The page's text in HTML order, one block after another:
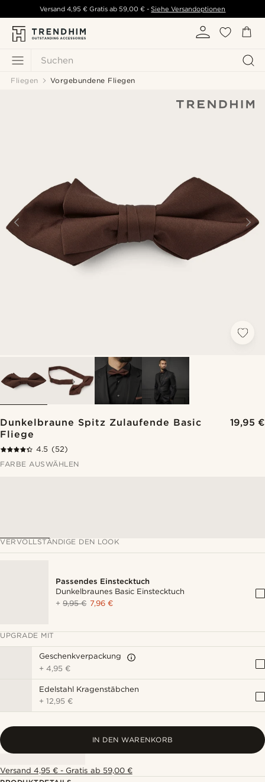
Suchen
Versand 4,95 € Gratis ab59,00 € - Siehe Versandoptionen
Fliegen Vorgebundene Fliegen
Dunkelbraune Spitz Zulaufende Basic
Fliege
19,95 €
4.5 (52)
FARBE AUSWÄHLEN
VERVOLLSTÄNDIGE DEN LOOK
Passendes Einstecktuch
Dunkelbraunes Basic Einstecktuch
+9,95 € 7,96 €
UPGRADE MIT
Geschenkverpackung
+4,95 €
Edelstahl Kragenstäbchen
+12,95 €
IN DEN WARENKORB
Versand 4,95 € - Gratis ab 59,00 €